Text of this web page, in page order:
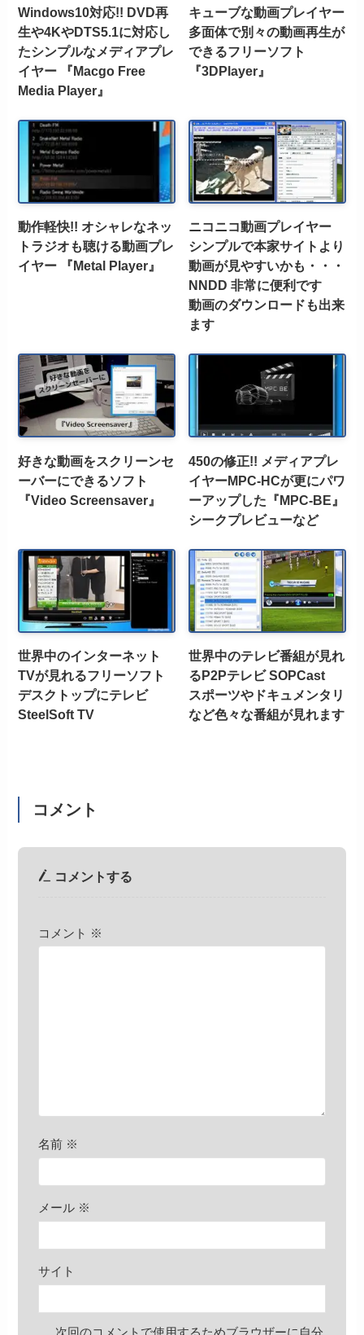
Windows10対応!! DVD再
生や4KやDTS5.1に対応し
たシンプルなメディアプレ
イヤー 『Macgo Free
Media Player』
キューブな動画プレイヤー
多面体で別々の動画再生が
できるフリーソフト
『3DPlayer』
動作軽快!! オシャレなネッ
トラジオも聴ける動画プレ
イヤー 『Metal Player』
ニコニコ動画プレイヤー
シンプルで本家サイトより
動画が見やすいかも・・・
NNDD 非常に便利です
動画のダウンロードも出来
ます
好きな動画をスクリーンセ
ーバーにできるソフト
『Video Screensaver』
450の修正!! メディアプレ
イヤーMPC-HCが更にパワ
ーアップした『MPC-BE』
シークプレビューなど
世界中のインターネット
TVが見れるフリーソフト
デスクトップにテレビ
SteelSoft TV
世界中のテレビ番組が見れ
るP2Pテレビ SOPCast
スポーツやドキュメンタリ
など色々な番組が見れます
コメント
コメントする
コメント ※
名前 ※
メール ※
サイト